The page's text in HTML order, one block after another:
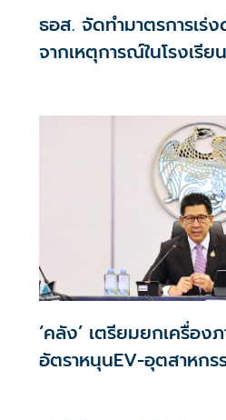
ธอส. จัดทำมาตรการเร่
จากเหตุการณ์ในโรงเรี
‘คลัง’ เตรียมยกเครื่อ
อัตราหนุนEV-อุตสาหก